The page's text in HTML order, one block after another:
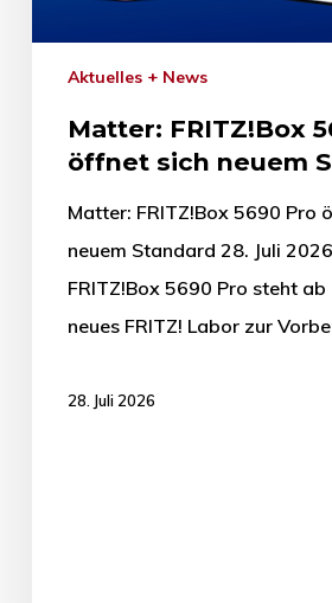
Aktuelles + News
Matter: FRITZ!Box
öffnet sich neuem
Matter: FRITZ!Box 5690 Pro
neuem Standard 28. Juli
FRITZ!Box 5690 Pro steht ab
neues FRITZ! Labor zur
28. Juli 2026